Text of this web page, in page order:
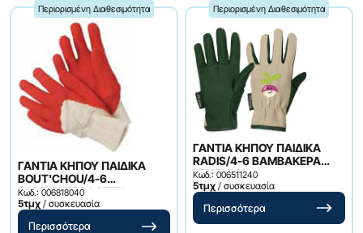
Περιορισμένη Διαθεσιμότητα
ΓΑΝΤΙΑ ΚΗΠΟΥ ΠΑΙΔΙΚΑ
BOUT'CHOU/4-6
ΒΑΜΒΑΚΕΡΑ LATEX
Κωδ.: 006818040
5τμχ / συσκευασία
Περισσότερα
Περιορισμένη Διαθεσιμότητα
ΓΑΝΤΙΑ ΚΗΠΟΥ ΠΑΙΔΙΚΑ
RADIS/4-6 ΒΑΜΒΑΚΕΡΑ
ΚΕΝΤΗΜΑ
Κωδ.: 006511240
5τμχ / συσκευασία
Περισσότερα